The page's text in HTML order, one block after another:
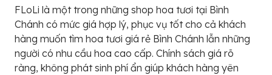
FLoLi là một trong những shop hoa tươi tại Bình
Chánh có mức giá hợp lý, phục vụ tốt cho cả khách
hàng muốn tìm hoa tươi giá rẻ Bình Chánh lẫn những
người có nhu cầu hoa cao cấp. Chính sách giá rõ
ràng, không phát sinh phí ẩn giúp khách hàng yên